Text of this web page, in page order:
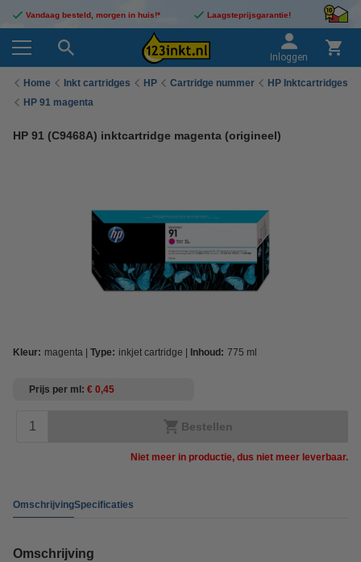
Vandaag besteld, morgen in huis!* Laagsteprijsgarantie!
Inloggen
Home Inkt cartridges HP Cartridge nummer
HP Inktcartridges
HP 91 magenta
HP 91 (C9468A) inktcartridge magenta (origineel)
Kleur: magenta Type: inkjet cartridge Inhoud: 775 ml
Prijs per ml € 0,45
Bestellen
Niet meer in productie, dus niet meer leverbaar.
OmschrijvingSpecificaties
Omschrijving